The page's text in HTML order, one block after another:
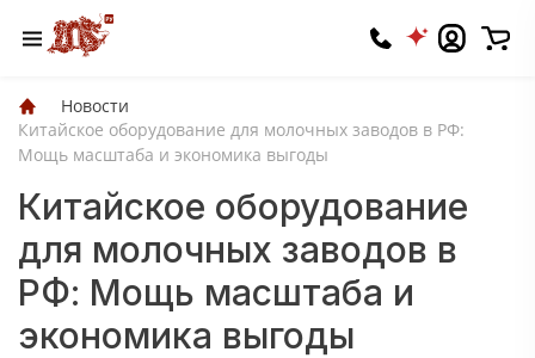
Новости
Китайское оборудование для молочных заводов в РФ:
Мощь масштаба и экономика выгоды
Китайское оборудование
для молочных заводов в
РФ: Мощь масштаба и
экономика выгоды